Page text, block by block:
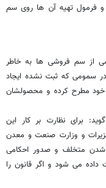
فرمول تهیه آن ها روی سم
از سم فروشی ها به خاطر
در سمومی که ثبت نشده ایجاد
خود مطرح کرده و محصولشان
برای نظارت بر کار این
و وزارت صنعت و معدن
شدن متخلف و صدور احکامی
داده می شود و اگر قانون را